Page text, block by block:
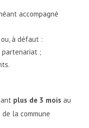
accompagné
à défaut :
partenariat ;
plus de 3 mois au
la commune